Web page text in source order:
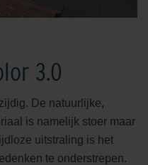
3.0
De natuurlijke,
is namelijk stoer maar
uitstraling is het
te onderstrepen.